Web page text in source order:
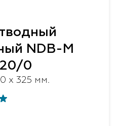
NDB-M
0
x 325 мм.